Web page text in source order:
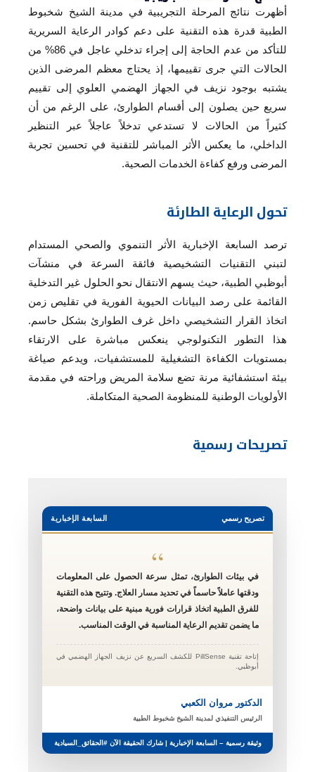
أظهرت نتائج المرحلة التجريبية في مدينة الشيخ شخبوط
الطبية قدرة هذه التقنية على دعم كوادر الرعاية السريرية
للتأكد من عدم الحاجة إلى إجراء تدخلي عاجل في 86% من
الحالات التي جرى تقييمها، إذ يحتاج معظم المرضى الذين
يشتبه بوجود نزيف في الجهاز الهضمي العلوي إلى تقييم
سريع حين يصلون إلى أقسام الطوارئ، على الرغم من أن
كثيراً من الحالات لا تستدعي تدخلاً عاجلاً عبر التنظير
الداخلي، ما يعكس الأثر المباشر للتقنية في تحسين تجربة
المرضى ورفع كفاءة الخدمات الصحية.
تحول الرعاية الطارئة
ترصد السابعة الإخبارية الأثر التنموي والصحي المستدام
لتبني التقنيات التشخيصية فائقة السرعة في منشآت
أبوظبي الطبية، حيث يسهم الانتقال نحو الحلول غير التدخلية
القائمة على رصد البيانات الحيوية الفورية في تقليص زمن
اتخاذ القرار التشخيصي داخل غرف الطوارئ بشكل حاسم.
هذا التطور التكنولوجي ينعكس مباشرة على الارتقاء
بمستويات الكفاءة التشغيلية للمستشفيات، ويدعم صياغة
بيئة استشفائية مرنة تضع سلامة المريض وراحته في مقدمة
الأولويات الوطنية للمنظومة الصحية المتكاملة.
تصريحات رسمية
تصريح رسمي السابعة الإخبارية
“
في بيئات الطوارئ، تمثل سرعة الحصول على المعلومات
ودقتها عاملاً حاسماً في تحديد مسار العلاج. وتتيح هذه التقنية
للفرق الطبية اتخاذ قرارات فورية مبنية على بيانات واضحة،
ما يضمن تقديم الرعاية المناسبة في الوقت المناسب.
إتاحة تقنية PillSense للكشف السريع عن نزيف الجهاز الهضمي في
أبوظبي.
الدكتور مروان الكعبي
الرئيس التنفيذي لمدينة الشيخ شخبوط الطبية
وثيقة رسمية – السابعة الإخبارية | شارك الحقيقة الآن #الحقائق_السيادية